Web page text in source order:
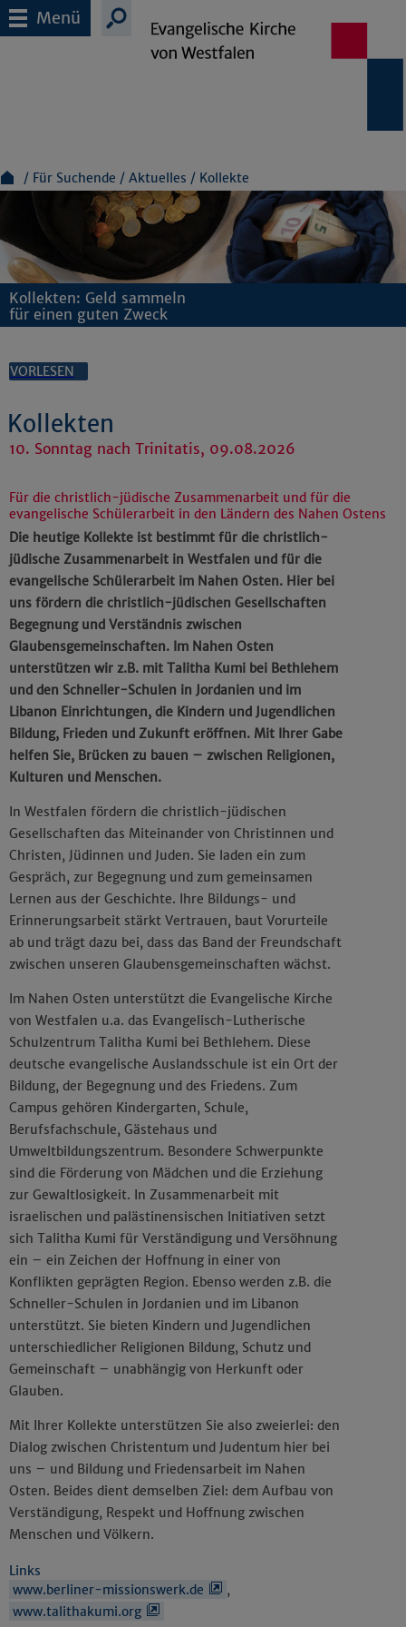
Menü
Für Suchende Aktuelles Kollekte
Kollekten: Geld sammeln
für einen guten Zweck
VORLESEN
Kollekten
10. Sonntag nach Trinitatis, 09.08.2026
Für die christlich-jüdische Zusammenarbeit und für die
evangelische Schülerarbeit in den Ländern des Nahen Ostens
Die heutige Kollekte ist bestimmt für die christlich-
jüdische Zusammenarbeit in Westfalen und für die
evangelische Schülerarbeit im Nahen Osten. Hier bei
uns fördern die christlich-jüdischen Gesellschaften
Begegnung und Verständnis zwischen
Glaubensgemeinschaften. Im Nahen Osten
unterstützen wir z.B. mit Talitha Kumi bei Bethlehem
und den Schneller-Schulen in Jordanien und im
Libanon Einrichtungen, die Kindern und Jugendlichen
Bildung, Frieden und Zukunft eröffnen. Mit Ihrer Gabe
helfen Sie, Brücken zu bauen – zwischen Religionen,
Kulturen und Menschen.
In Westfalen fördern die christlich-jüdischen
Gesellschaften das Miteinander von Christinnen und
Christen, Jüdinnen und Juden. Sie laden ein zum
Gespräch, zur Begegnung und zum gemeinsamen
Lernen aus der Geschichte. Ihre Bildungs- und
Erinnerungsarbeit stärkt Vertrauen, baut Vorurteile
ab und trägt dazu bei, dass das Band der Freundschaft
zwischen unseren Glaubensgemeinschaften wächst.
Im Nahen Osten unterstützt die Evangelische Kirche
von Westfalen u.a. das Evangelisch-Lutherische
Schulzentrum Talitha Kumi bei Bethlehem. Diese
deutsche evangelische Auslandsschule ist ein Ort der
Bildung, der Begegnung und des Friedens. Zum
Campus gehören Kindergarten, Schule,
Berufsfachschule, Gästehaus und
Umweltbildungszentrum. Besondere Schwerpunkte
sind die Förderung von Mädchen und die Erziehung
zur Gewaltlosigkeit. In Zusammenarbeit mit
israelischen und palästinensischen Initiativen setzt
sich Talitha Kumi für Verständigung und Versöhnung
ein – ein Zeichen der Hoffnung in einer von
Konflikten geprägten Region. Ebenso werden z.B. die
Schneller-Schulen in Jordanien und im Libanon
unterstützt. Sie bieten Kindern und Jugendlichen
unterschiedlicher Religionen Bildung, Schutz und
Gemeinschaft – unabhängig von Herkunft oder
Glauben.
Mit Ihrer Kollekte unterstützen Sie also zweierlei: den
Dialog zwischen Christentum und Judentum hier bei
uns – und Bildung und Friedensarbeit im Nahen
Osten. Beides dient demselben Ziel: dem Aufbau von
Verständigung, Respekt und Hoffnung zwischen
Menschen und Völkern.
Links
www.berliner-missionswerk.de
,
www.talithakumi.org